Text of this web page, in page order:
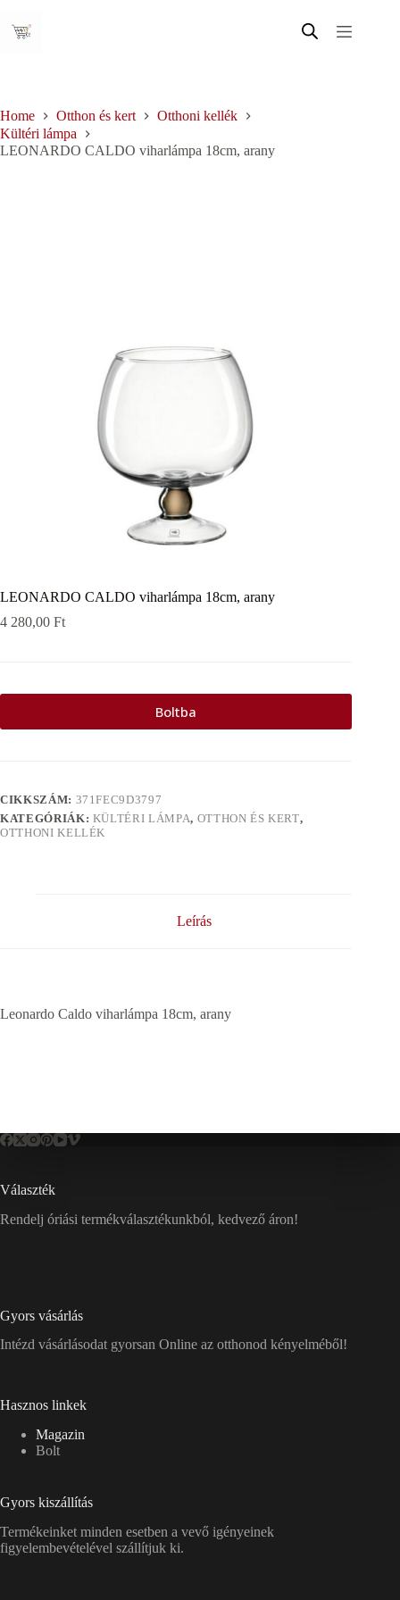
content
Home Otthon és kert
Otthoni kellék
Kültéri lámpa
LEONARDO CALDO viharlámpa 18cm, arany
LEONARDO CALDO viharlámpa 18cm, arany
4 280,00 Ft
Boltba
CIKKSZÁM: 371FEC9D3797
KATEGÓRIÁK: KÜLTÉRI LÁMPA, OTTHON ÉS KERT,
OTTHONI KELLÉK
Leírás
Leonardo Caldo viharlámpa 18cm, arany
Választék
Rendelj óriási termékválasztékunkból, kedvező áron!
Gyors vásárlás
Intézd vásárlásodat gyorsan Online az otthonod kényelméből!
Hasznos linkek
Magazin
Bolt
Gyors kiszállítás
Termékeinket minden esetben a vevő igényeinek
figyelembevételével szállítjuk ki.